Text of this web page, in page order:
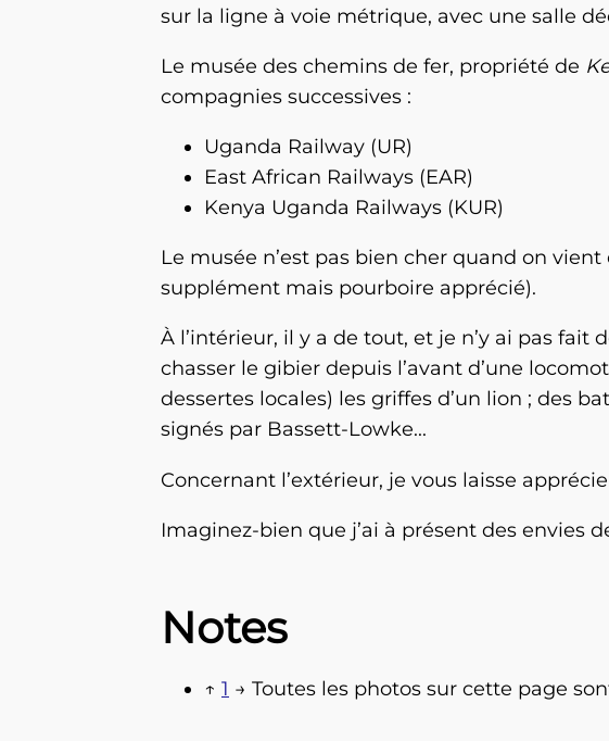
sur la ligne à voie métrique, avec une salle
Le musée des chemins de fer, propriété de
compagnies successives :
Uganda Railway (UR)
East African Railways (EAR)
Kenya Uganda Railways (KUR)
Le musée n’est pas bien cher quand on
supplément mais pourboire apprécié).
À l’intérieur, il y a de tout, et je n’y ai pas fait
chasser le gibier depuis l’avant d’une
dessertes locales) les griffes d’un lion ; des
signés par Bassett-Lowke...
Concernant l’extérieur, je vous laisse
Imaginez-bien que j’ai à présent des envies
Notes
↑ 1 Toutes les photos sur cette page